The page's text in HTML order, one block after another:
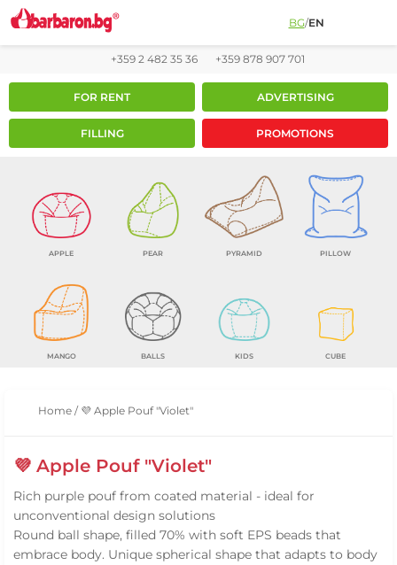
BG/EN
+359 2 482 35 36 +359 878 907 701
FOR RENT ADVERTISING
FILLING PROMOTIONS
APPLE PEAR PYRAMID PILLOW
MANGO BALLS KIDS CUBE
Home / 💜 Apple Pouf "Violet"
💜 Apple Pouf "Violet"
Rich purple pouf from coated material - ideal for
unconventional design solutions
Round ball shape, filled 70% with soft EPS beads that
embrace body. Unique spherical shape that adapts to body